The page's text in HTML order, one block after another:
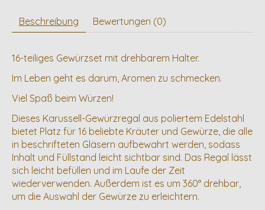
Beschreibung Bewertungen (0)
16-teiliges Gewürzset mit drehbarem Halter.
Im Leben geht es darum, Aromen zu schmecken.
Viel Spaß beim Würzen!
Dieses Karussell-Gewürzregal aus poliertem Edelstahl
bietet Platz für 16 beliebte Kräuter und Gewürze, die alle
in beschrifteten Gläsern aufbewahrt werden, sodass
Inhalt und Füllstand leicht sichtbar sind. Das Regal lässt
sich leicht befüllen und im Laufe der Zeit
wiederverwenden. Außerdem ist es um 360° drehbar,
um die Auswahl der Gewürze zu erleichtern.